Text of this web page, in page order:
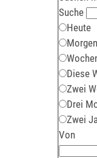
Suche
Heute
Morgen
Diese
Zwei
Drei
Zwei
Von